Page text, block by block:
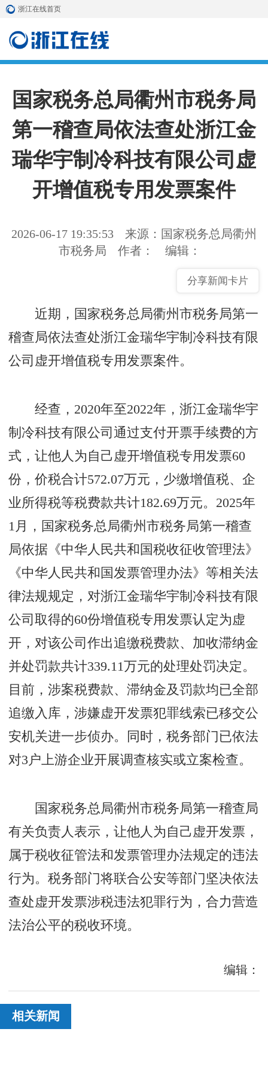
浙江在线首页
国家税务总局衢州市税务局
第一稽查局依法查处浙江金
瑞华宇制冷科技有限公司虚
开增值税专用发票案件
2026-06-17 19:35:53
来源：国家税务总局衢州
市税务局
作者： 编辑：
分享新闻卡片
近期，国家税务总局衢州市税务局第一
稽查局依法查处浙江金瑞华宇制冷科技有限
公司虚开增值税专用发票案件。
经查，2020年至2022年，浙江金瑞华宇
制冷科技有限公司通过支付开票手续费的方
式，让他人为自己虚开增值税专用发票60
份，价税合计572.07万元，少缴增值税、企
业所得税等税费款共计182.69万元。2025年
1月，国家税务总局衢州市税务局第一稽查
局依据《中华人民共和国税收征收管理法》
《中华人民共和国发票管理办法》等相关法
律法规规定，对浙江金瑞华宇制冷科技有限
公司取得的60份增值税专用发票认定为虚
开，对该公司作出追缴税费款、加收滞纳金
并处罚款共计339.11万元的处理处罚决定。
目前，涉案税费款、滞纳金及罚款均已全部
追缴入库，涉嫌虚开发票犯罪线索已移交公
安机关进一步侦办。同时，税务部门已依法
对3户上游企业开展调查核实或立案检查。
国家税务总局衢州市税务局第一稽查局
有关负责人表示，让他人为自己虚开发票，
属于税收征管法和发票管理办法规定的违法
行为。税务部门将联合公安等部门坚决依法
查处虚开发票涉税违法犯罪行为，合力营造
法治公平的税收环境。
编辑：
相关新闻